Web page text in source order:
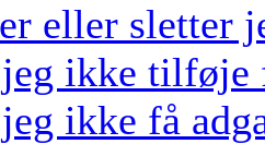
eller sletter
ikke tilføje
ikke få